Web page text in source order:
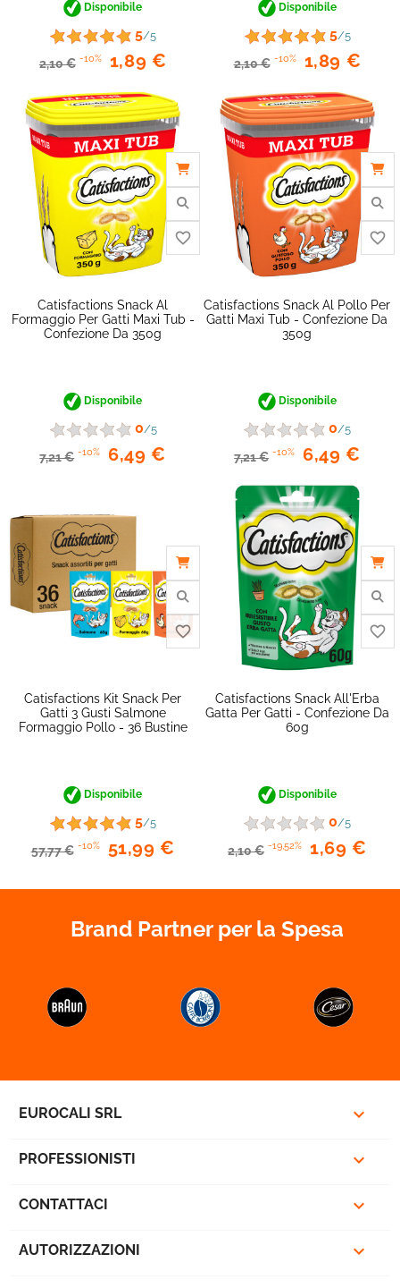
Disponibile
5/5
2,10 € -10% 1,89 €
Disponibile
5/5
2,10 € -10% 1,89 €
Catisfactions Snack Al
Formaggio Per Gatti Maxi Tub -
Confezione Da 350g
Disponibile
0/5
7,21 € -10% 6,49 €
Catisfactions Snack Al Pollo Per
Gatti Maxi Tub - Confezione Da
350g
Disponibile
0/5
7,21 € -10% 6,49 €
Catisfactions Kit Snack Per
Gatti 3 Gusti Salmone
Formaggio Pollo - 36 Bustine
Disponibile
5/5
57,77 € -10% 51,99 €
favorite_border
Catisfactions Snack All'Erba
Gatta Per Gatti - Confezione Da
60g
Disponibile
0/5
2,10 € -19,52% 1,69 €
Brand Partner per la Spesa
EUROCALI SRL 
PROFESSIONISTI 
CONTATTACI 
AUTORIZZAZIONI 